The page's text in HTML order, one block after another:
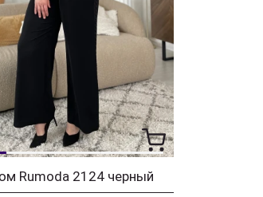
Rumoda 2124 черный